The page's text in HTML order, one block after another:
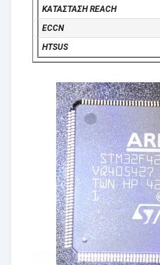
ΚΑΤΆΣΤΑΣΗ REACH
ECCN
HTSUS